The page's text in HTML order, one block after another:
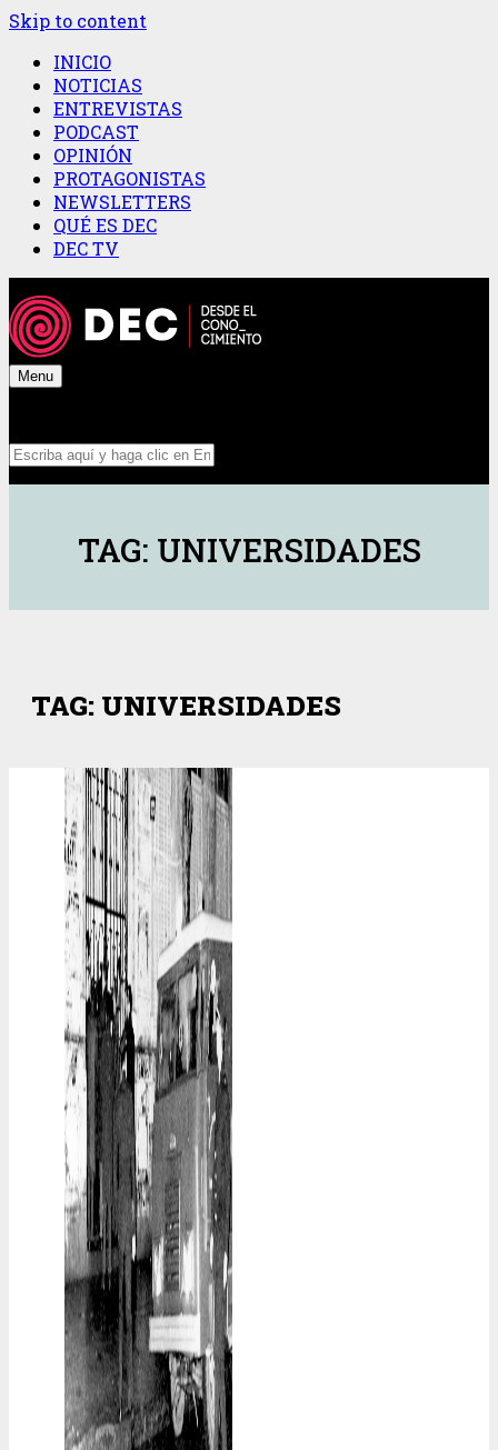
Skip to content
INICIO
NOTICIAS
ENTREVISTAS
PODCAST
OPINIÓN
PROTAGONISTAS
NEWSLETTERS
QUÉ ES DEC
DEC TV
Menu
TAG: UNIVERSIDADES
TAG: UNIVERSIDADES